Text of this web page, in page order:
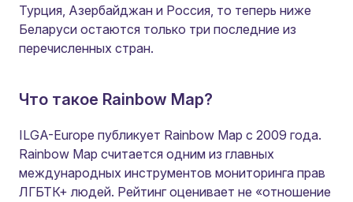
Турция, Азербайджан и Россия, то теперь ниже
Беларуси остаются только три последние из
перечисленных стран.
Что такое Rainbow Map?
ILGA-Europe публикует Rainbow Map с 2009 года.
Rainbow Map считается одним из главных
международных инструментов мониторинга прав
ЛГБТК+ людей. Рейтинг оценивает не «отношение